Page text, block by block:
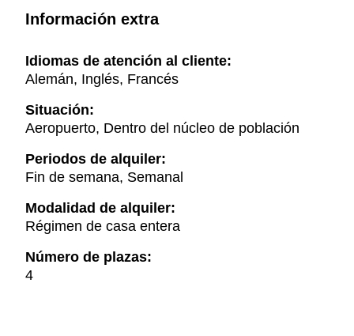
Información extra
Idiomas de atención al cliente:
Alemán, Inglés, Francés
Situación:
Aeropuerto, Dentro del núcleo de población
Periodos de alquiler:
Fin de semana, Semanal
Modalidad de alquiler:
Régimen de casa entera
Número de plazas:
4